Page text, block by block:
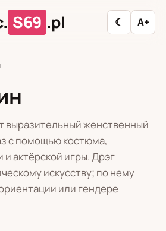
S69 .pl ☾ A+
П Р С Т
выразительный женственный
с помощью костюма,
и актёрской игры. Дрэг
искусству; по нему
или гендере